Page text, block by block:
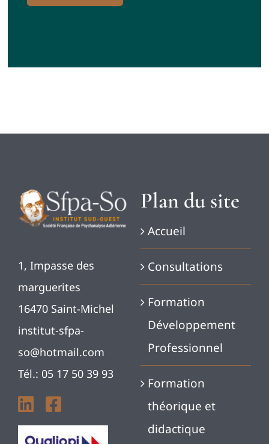
1, Impasse des
marguerites
16470 Saint-Michel
institut-sfpa-
so@hotmail.com
Tél.: 05 17 50 39 93
Plan du site
Accueil
Consultations
Formation
Développement
Professionnel
Formation
théorique et
didactique